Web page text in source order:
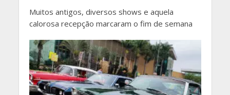
Muitos antigos, diversos shows e aquela
calorosa recepção marcaram o fim de semana